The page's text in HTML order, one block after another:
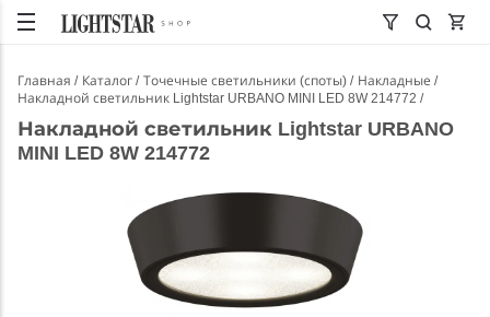
Главная Каталог Точечные светильники (споты)
Накладные
Накладной светильник Lightstar URBANO MINI LED 8W 214772
Накладной светильник Lightstar URBANO
MINI LED 8W 214772